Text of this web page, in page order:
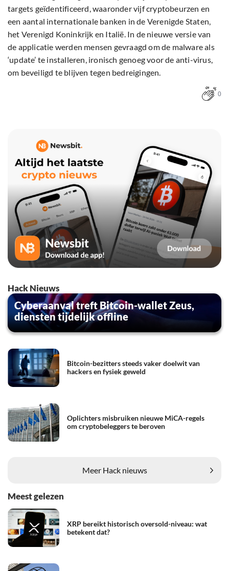
targets geïdentificeerd, waaronder vijf cryptobeurzen en
een aantal internationale banken in de Verenigde Staten,
het Verenigd Koninkrijk en Italië. In de nieuwe versie van
de applicatie werden mensen gevraagd om de malware als
‘update’ te installeren, ironisch genoeg voor de anti-virus,
om beveiligd te blijven tegen bedreigingen.
0
Hack Nieuws
Cyberaanval treft Bitcoin-wallet Zeus,
diensten tijdelijk offline
Bitcoin-bezitters steeds vaker doelwit van
hackers en fysiek geweld
Oplichters misbruiken nieuwe MiCA-regels
om cryptobeleggers te beroven
Meer Hack nieuws
Meest gelezen
XRP bereikt historisch oversold-niveau: wat
betekent dat?